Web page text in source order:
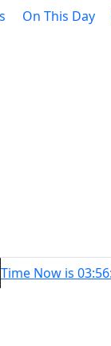
On This Day
Time Now is